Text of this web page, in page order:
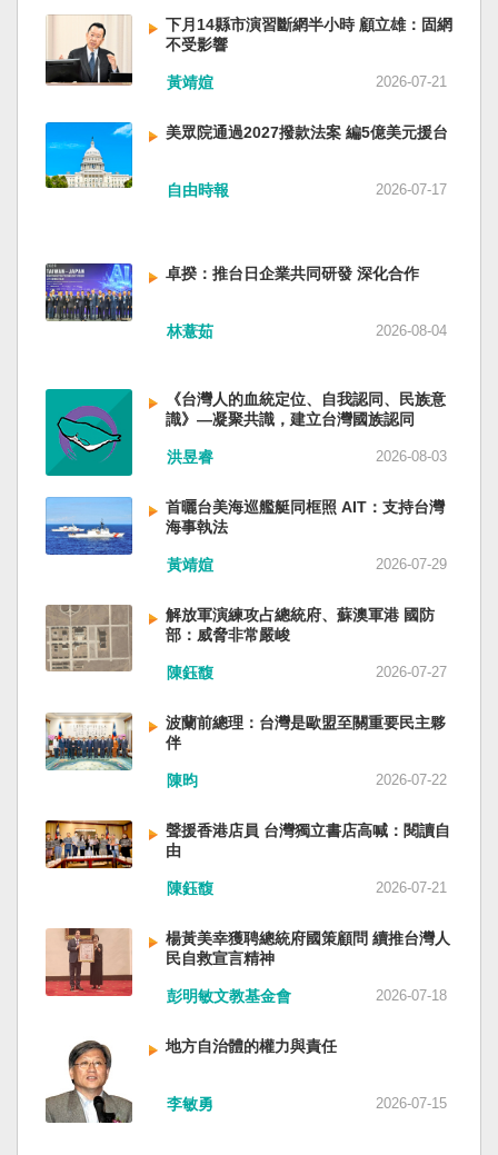
下月14縣市演習斷網半小時 顧立雄：固網
不受影響
黃靖媗 2026-07-21
美眾院通過2027撥款法案 編5億美元援台
自由時報 2026-07-17
卓揆：推台日企業共同研發 深化合作
林薏茹 2026-08-04
《台灣人的血統定位、自我認同、民族意
識》—凝聚共識，建立台灣國族認同
洪昱睿 2026-08-03
首曬台美海巡艦艇同框照 AIT：支持台灣
海事執法
黃靖媗 2026-07-29
解放軍演練攻占總統府、蘇澳軍港 國防
部：威脅非常嚴峻
陳鈺馥 2026-07-27
波蘭前總理：台灣是歐盟至關重要民主夥
伴
陳昀 2026-07-22
聲援香港店員 台灣獨立書店高喊：閱讀自
由
陳鈺馥 2026-07-21
楊黃美幸獲聘總統府國策顧問 續推台灣人
民自救宣言精神
彭明敏文教基金會 2026-07-18
地方自治體的權力與責任
李敏勇 2026-07-15